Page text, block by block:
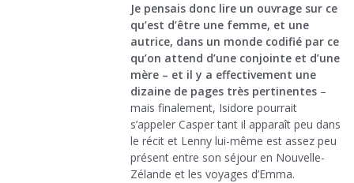
Je pensais donc lire un ouvrage sur ce
qu’est d’être une femme, et une
autrice, dans un monde codifié par ce
qu’on attend d’une conjointe et d’une
mère – et il y a effectivement une
dizaine de pages très pertinentes –
mais finalement, Isidore pourrait
s’appeler Casper tant il apparaît peu dans
le récit et Lenny lui-même est assez peu
présent entre son séjour en Nouvelle-
Zélande et les voyages d’Emma.